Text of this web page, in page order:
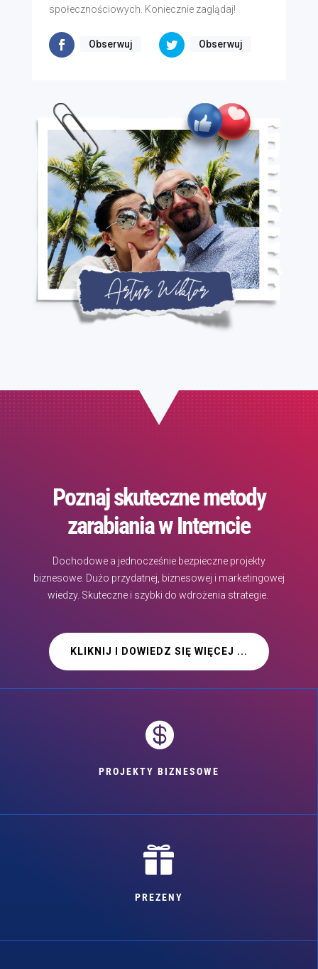
społecznościowych. Koniecznie zaglądaj!
Obserwuj Obserwuj
Poznaj skuteczne metody
zarabiania w Interncie
Dochodowe a jednocześnie bezpieczne projekty
biznesowe. Dużo przydatnej, biznesowej i marketingowej
wiedzy. Skuteczne i szybki do wdrożenia strategie.
KLIKNIJ I DOWIEDZ SIĘ WIĘCEJ ...

PROJEKTY BIZNESOWE

PREZENY